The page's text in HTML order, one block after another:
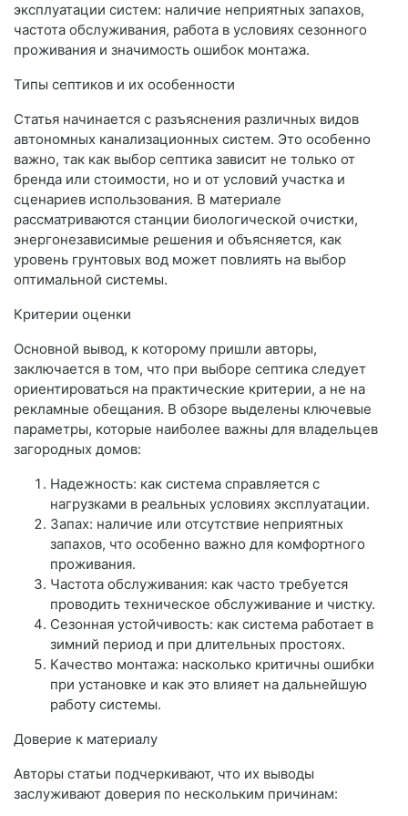
эксплуатации систем: наличие неприятных запахов,
частота обслуживания, работа в условиях сезонного
проживания и значимость ошибок монтажа.
Типы септиков и их особенности
Статья начинается с разъяснения различных видов
автономных канализационных систем. Это особенно
важно, так как выбор септика зависит не только от
бренда или стоимости, но и от условий участка и
сценариев использования. В материале
рассматриваются станции биологической очистки,
энергонезависимые решения и объясняется, как
уровень грунтовых вод может повлиять на выбор
оптимальной системы.
Критерии оценки
Основной вывод, к которому пришли авторы,
заключается в том, что при выборе септика следует
ориентироваться на практические критерии, а не на
рекламные обещания. В обзоре выделены ключевые
параметры, которые наиболее важны для владельцев
загородных домов:
Надежность: как система справляется с
нагрузками в реальных условиях эксплуатации.
Запах: наличие или отсутствие неприятных
запахов, что особенно важно для комфортного
проживания.
Частота обслуживания: как часто требуется
проводить техническое обслуживание и чистку.
Сезонная устойчивость: как система работает в
зимний период и при длительных простоях.
Качество монтажа: насколько критичны ошибки
при установке и как это влияет на дальнейшую
работу системы.
Доверие к материалу
Авторы статьи подчеркивают, что их выводы
заслуживают доверия по нескольким причинам: